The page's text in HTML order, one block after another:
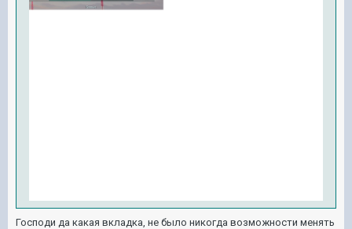
Господи да какая вкладка, не было никогда возможности менять